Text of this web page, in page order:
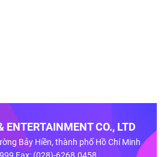
ENTERTAINMENT CO., LTD
Bảy Hiền, thành phố Hồ Chí Minh
Fax: (028)-6268.0458